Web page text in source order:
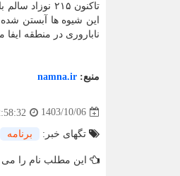
ناباروری در منطقه
منبع: namna.ir
1403/10/06
تگهای خبر: برنامه
این مطلب نام را می